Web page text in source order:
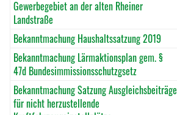
Gewerbegebiet an der alten Rheiner
Landstraße
Bekanntmachung Haushaltssatzung 2019
Bekanntmachung Lärmaktionsplan gem. §
47d Bundesimmissionsschutzgsetz
Bekanntmachung Satzung Ausgleichsbeiträge
für nicht herzustellende